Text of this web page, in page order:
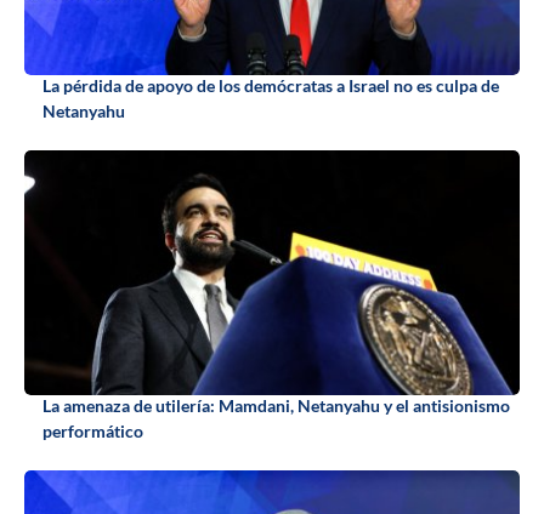
La pérdida de apoyo de los demócratas a Israel no es culpa de
Netanyahu
La amenaza de utilería: Mamdani, Netanyahu y el antisionismo
performático